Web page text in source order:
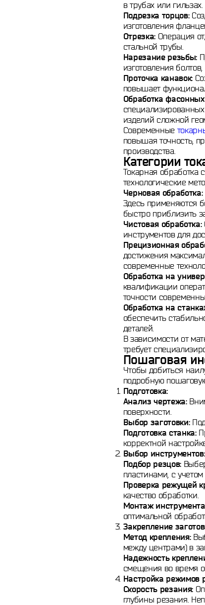
в трубах или
Подрезка торцов:
изготовления
Отрезка: Операция
стальной трубы.
Нарезание резьбы:
изготовления
Проточка канавок:
повышает
Обработка фасонных
изделий сложной
Современные
повышая точность,
производства.
Категории
Токарная обработка
технологические
Черновая обработка:
Здесь применяются
быстро приблизить
Чистовая обработка:
инструментов для
Прецизионная
достижения
современные
Обработка на
квалификации
точности
Обработка на
обеспечить
деталей.
В зависимости от
требует
Пошаговая
Чтобы добиться
подробную
Подготовка:
Анализ чертежа:
поверхности.
Выбор заготовки:
Подготовка станка:
корректной
Выбор инструментов:
Подбор резцов:
пластинами, с
Проверка режущей
качество обработки.
Монтаж
оптимальной
Закрепление
Метод крепления:
между центрами) в
Надежность
смещения во время
Настройка режимов
Скорость резания:
глубины резания.